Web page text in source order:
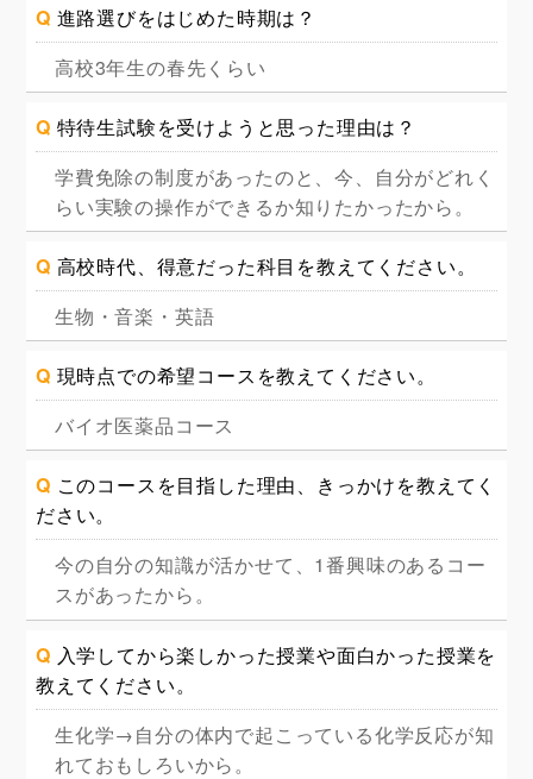
Q 進路選びをはじめた時期は？
高校3年生の春先くらい
Q 特待生試験を受けようと思った理由は？
学費免除の制度があったのと、今、自分がどれく
らい実験の操作ができるか知りたかったから。
Q 高校時代、得意だった科目を教えてください。
生物・音楽・英語
Q 現時点での希望コースを教えてください。
バイオ医薬品コース
Q このコースを目指した理由、きっかけを教えてく
ださい。
今の自分の知識が活かせて、1番興味のあるコー
スがあったから。
Q 入学してから楽しかった授業や面白かった授業を
教えてください。
生化学→自分の体内で起こっている化学反応が知
れておもしろいから。